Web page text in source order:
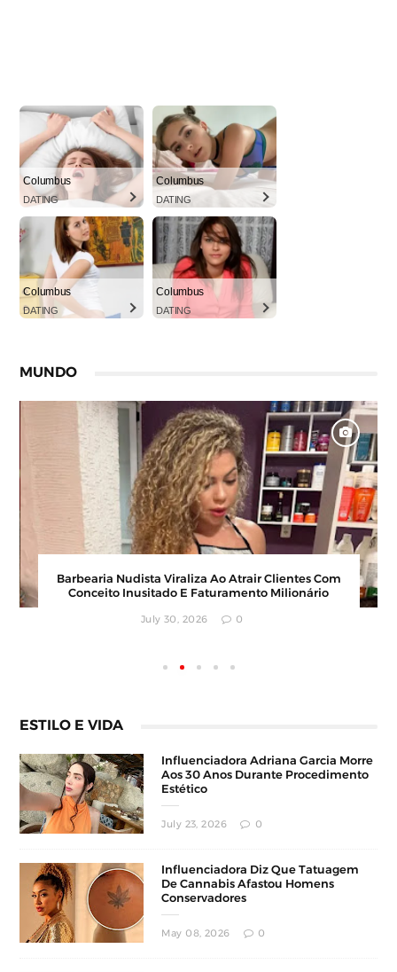
Columbus
DATING
Columbus
DATING
Columbus
DATING
Columbus
DATING
MUNDO
Karyna Shuliak Pode Herdar Até US$ 100 Milhões
Da Fortuna De Jeffrey Epstein, Apontam
ESTILO E VIDA
Influenciadora Adriana Garcia Morre
Aos 30 Anos Durante Procedimento
Estético
July 23, 2026 0
Influenciadora Diz Que Tatuagem
De Cannabis Afastou Homens
Conservadores
May 08, 2026 0